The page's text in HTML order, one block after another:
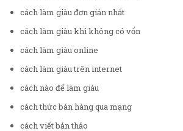
cách làm giàu đơn giản nhất
cách làm giàu khi không có vốn
cách làm giàu online
cách làm giàu trên internet
cách nào để làm giàu
cách thức bán hàng qua mạng
cách viết bản thảo